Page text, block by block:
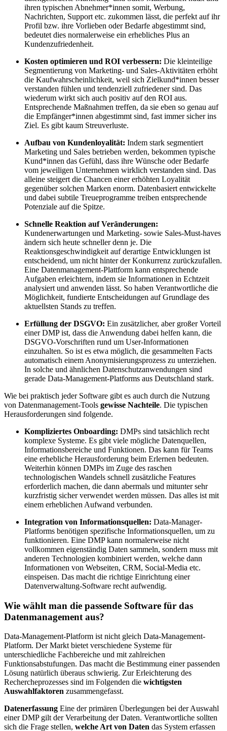
ihren typischen Abnehmer*innen somit, Werbung,
Nachrichten, Support etc. zukommen lässt, die perfekt auf ihr
Profil bzw. ihre Vorlieben oder Bedarfe abgestimmt sind,
bedeutet dies normalerweise ein erhebliches Plus an
Kundenzufriedenheit.
Kosten optimieren und ROI verbessern: Die kleinteilige
Segmentierung von Marketing- und Sales-Aktivitäten erhöht
die Kaufwahrscheinlichkeit, weil sich Zielkund*innen besser
verstanden fühlen und tendenziell zufriedener sind. Das
wiederum wirkt sich auch positiv auf den ROI aus.
Entsprechende Maßnahmen treffen, da sie eben so genau auf
die Empfänger*innen abgestimmt sind, fast immer sicher ins
Ziel. Es gibt kaum Streuverluste.
Aufbau von Kundenloyalität: Indem stark segmentiert
Marketing und Sales betrieben werden, bekommen typische
Kund*innen das Gefühl, dass ihre Wünsche oder Bedarfe
vom jeweiligen Unternehmen wirklich verstanden sind. Das
alleine steigert die Chancen einer erhöhten Loyalität
gegenüber solchen Marken enorm. Datenbasiert entwickelte
und dabei subtile Treueprogramme treiben entsprechende
Potenziale auf die Spitze.
Schnelle Reaktion auf Veränderungen:
Kundenerwartungen und Marketing- sowie Sales-Must-haves
ändern sich heute schneller denn je. Die
Reaktionsgeschwindigkeit auf derartige Entwicklungen ist
entscheidend, um nicht hinter der Konkurrenz zurückzufallen.
Eine Datenmanagement-Plattform kann entsprechende
Aufgaben erleichtern, indem sie Informationen in Echtzeit
analysiert und anwenden lässt. So haben Verantwortliche die
Möglichkeit, fundierte Entscheidungen auf Grundlage des
aktuellsten Stands zu treffen.
Erfüllung der DSGVO: Ein zusätzlicher, aber großer Vorteil
einer DMP ist, dass die Anwendung dabei helfen kann, die
DSGVO-Vorschriften rund um User-Informationen
einzuhalten. So ist es etwa möglich, die gesammelten Facts
automatisch einem Anonymisierungsprozess zu unterziehen.
In solche und ähnlichen Datenschutzanwendungen sind
gerade Data-Management-Platforms aus Deutschland stark.
Wie bei praktisch jeder Software gibt es auch durch die Nutzung
von Datenmanagement-Tools gewisse Nachteile. Die typischen
Herausforderungen sind folgende.
Kompliziertes Onboarding: DMPs sind tatsächlich recht
komplexe Systeme. Es gibt viele mögliche Datenquellen,
Informationsbereiche und Funktionen. Das kann für Teams
eine erhebliche Herausforderung beim Erlernen bedeuten.
Weiterhin können DMPs im Zuge des raschen
technologischen Wandels schnell zusätzliche Features
erforderlich machen, die dann abermals und mitunter sehr
kurzfristig sicher verwendet werden müssen. Das alles ist mit
einem erheblichen Aufwand verbunden.
Integration von Informationsquellen: Data-Manager-
Platforms benötigen spezifische Informationsquellen, um zu
funktionieren. Eine DMP kann normalerweise nicht
vollkommen eigenständig Daten sammeln, sondern muss mit
anderen Technologien kombiniert werden, welche dann
Informationen von Webseiten, CRM, Social-Media etc.
einspeisen. Das macht die richtige Einrichtung einer
Datenverwaltung-Software recht aufwendig.
Wie wählt man die passende Software für das
Datenmanagement aus?
Data-Management-Platform ist nicht gleich Data-Management-
Platform. Der Markt bietet verschiedene Systeme für
unterschiedliche Fachbereiche und mit zahlreichen
Funktionsabstufungen. Das macht die Bestimmung einer passenden
Lösung natürlich überaus schwierig. Zur Erleichterung des
Rechercheprozesses sind im Folgenden die wichtigsten
Auswahlfaktoren zusammengefasst.
Datenerfassung Eine der primären Überlegungen bei der Auswahl
einer DMP gilt der Verarbeitung der Daten. Verantwortliche sollten
sich die Frage stellen, welche Art von Daten das System erfassen